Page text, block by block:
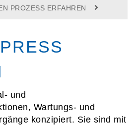
PROZESS ERFAHREN
und
Wartungs- und
konzipiert. Sie sind mit